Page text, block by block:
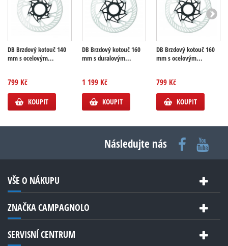
DB Brzdový kotouč 140
mm s ocelovým...
799 Kč
KOUPIT
DB Brzdový kotouč 160
mm s duralovým...
1 199 Kč
KOUPIT
DB Brzdový kotouč 160
mm s ocelovým...
799 Kč
KOUPIT
Následujte nás
VŠE O NÁKUPU
ZNAČKA CAMPAGNOLO
SERVISNÍ CENTRUM